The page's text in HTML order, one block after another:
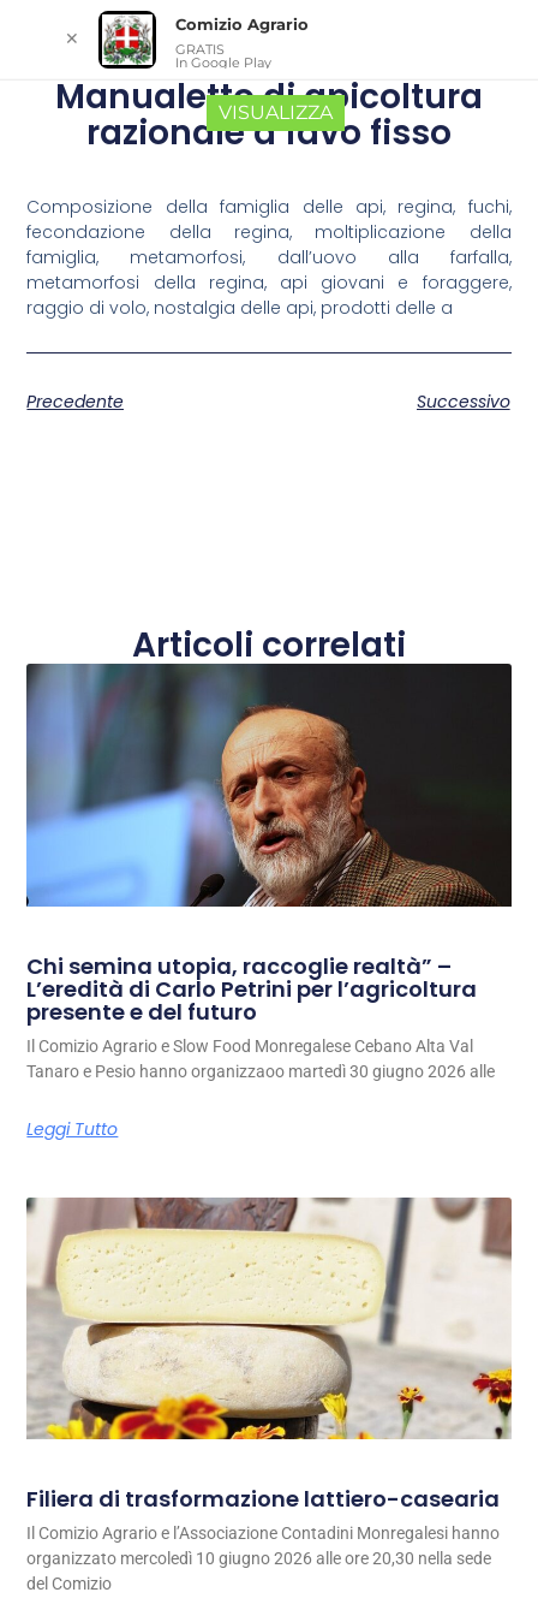
Manualetto di apicoltura
razionale a favo fisso
Composizione della famiglia delle api, regina, fuchi,
fecondazione della regina, moltiplicazione della
famiglia, metamorfosi, dall’uovo alla farfalla,
metamorfosi della regina, api giovani e foraggere,
raggio di volo, nostalgia delle api, prodotti delle a
Precedente Successivo
Articoli correlati
Chi semina utopia, raccoglie realtà” –
L’eredità di Carlo Petrini per l’agricoltura
presente e del futuro
Il Comizio Agrario e Slow Food Monregalese Cebano Alta Val
Tanaro e Pesio hanno organizzaoo martedì 30 giugno 2026 alle
Leggi Tutto
Filiera di trasformazione lattiero-casearia
Il Comizio Agrario e l’Associazione Contadini Monregalesi hanno
organizzato mercoledì 10 giugno 2026 alle ore 20,30 nella sede
del Comizio
✕
Comizio Agrario
GRATIS
In Google Play
VISUALIZZA